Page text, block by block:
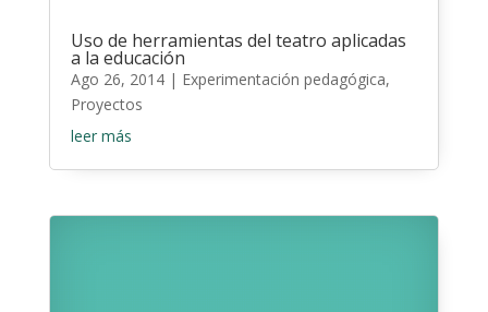
Uso de herramientas del teatro aplicadas
a la educación
Ago 26, 2014| Experimentación pedagógica,
Proyectos
leer más